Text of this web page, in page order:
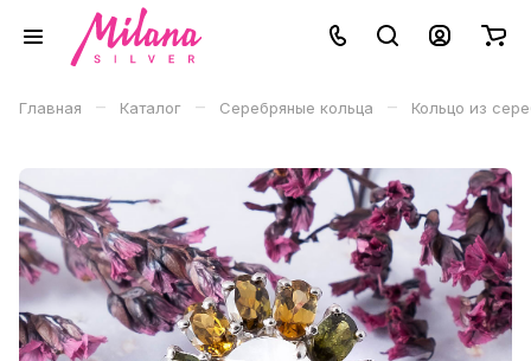
Главная – Каталог – Серебряные кольца – Кольцо из